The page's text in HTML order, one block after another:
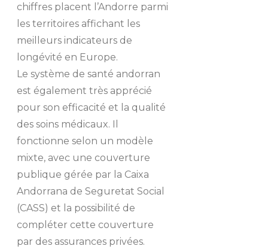
chiffres placent l’Andorre parmi
les territoires affichant les
meilleurs indicateurs de
longévité en Europe.
Le système de santé andorran
est également très apprécié
pour son efficacité et la qualité
des soins médicaux. Il
fonctionne selon un modèle
mixte, avec une couverture
publique gérée par la Caixa
Andorrana de Seguretat Social
(CASS) et la possibilité de
compléter cette couverture
par des assurances privées.